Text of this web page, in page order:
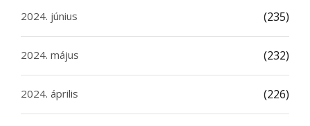
2024. június (235)
2024. május (232)
2024. április (226)